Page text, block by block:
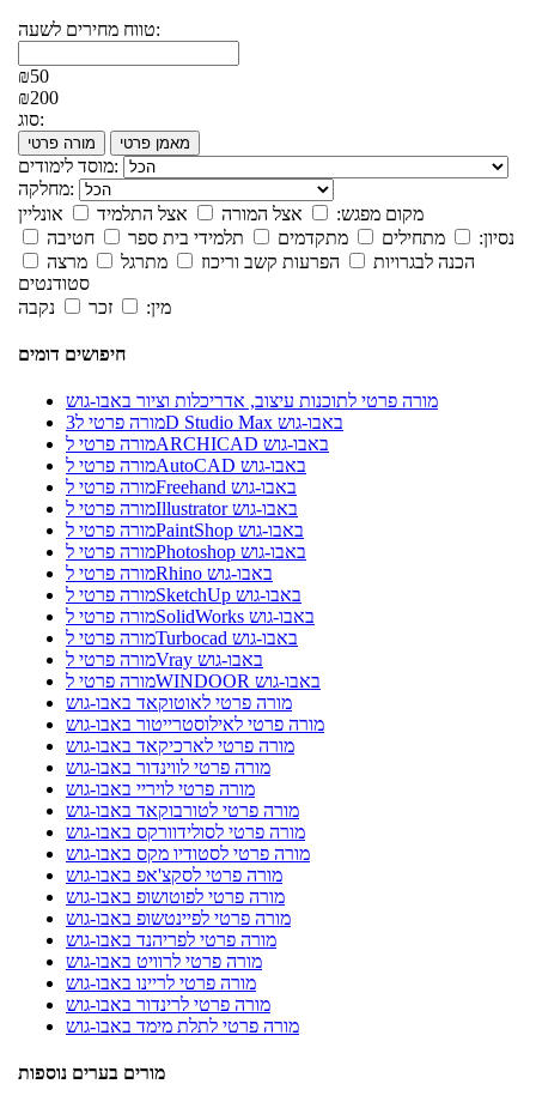
טווח מחירים לשעה:
₪50
₪200
סוג:
מורה פרטי מאמן פרטי
מוסד לימודים:
מחלקה:
מקום מפגש:
אצל המורה אצל התלמיד
אונליין
נסיון:
מתחילים מתקדמים תלמידי בית ספר
חטיבה
הכנה לבגרויות
הפרעות קשב וריכוז מתרגל
מרצה
סטודנטים
מין:
זכר נקבה
חיפושים דומים
מורה פרטי לתוכנות עיצוב, אדריכלות וציור באבו-גוש
מורה פרטי ל3D Studio Max באבו-גוש
מורה פרטי לARCHICAD באבו-גוש
מורה פרטי לAutoCAD באבו-גוש
מורה פרטי לFreehand באבו-גוש
מורה פרטי לIllustrator באבו-גוש
מורה פרטי לPaintShop באבו-גוש
מורה פרטי לPhotoshop באבו-גוש
מורה פרטי לRhino באבו-גוש
מורה פרטי לSketchUp באבו-גוש
מורה פרטי לSolidWorks באבו-גוש
מורה פרטי לTurbocad באבו-גוש
מורה פרטי לVray באבו-גוש
מורה פרטי לWINDOOR באבו-גוש
מורה פרטי לאוטוקאד באבו-גוש
מורה פרטי לאילוסטרייטור באבו-גוש
מורה פרטי לארכיקאד באבו-גוש
מורה פרטי לווינדור באבו-גוש
מורה פרטי לויריי באבו-גוש
מורה פרטי לטורבוקאד באבו-גוש
מורה פרטי לסולידוורקס באבו-גוש
מורה פרטי לסטודיו מקס באבו-גוש
מורה פרטי לסקצ'אפ באבו-גוש
מורה פרטי לפוטושופ באבו-גוש
מורה פרטי לפיינטשופ באבו-גוש
מורה פרטי לפריהנד באבו-גוש
מורה פרטי לרוויט באבו-גוש
מורה פרטי לריינו באבו-גוש
מורה פרטי לרינדור באבו-גוש
מורה פרטי לתלת מימד באבו-גוש
מורים בערים נוספות